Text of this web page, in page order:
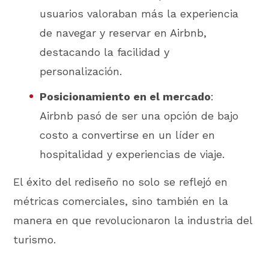
usuarios valoraban más la experiencia
de navegar y reservar en Airbnb,
destacando la facilidad y
personalización.
Posicionamiento en el mercado:
Airbnb pasó de ser una opción de bajo
costo a convertirse en un líder en
hospitalidad y experiencias de viaje.
El éxito del rediseño no solo se reflejó en
métricas comerciales, sino también en la
manera en que revolucionaron la industria del
turismo.